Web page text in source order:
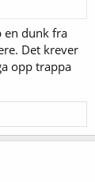
en dunk fra
Det krever
opp trappa